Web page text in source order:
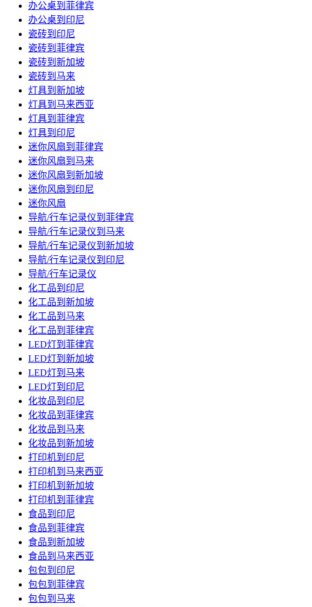
办公桌到菲律宾
办公桌到印尼
瓷砖到印尼
瓷砖到菲律宾
瓷砖到新加坡
瓷砖到马来
灯具到新加坡
灯具到马来西亚
灯具到菲律宾
灯具到印尼
迷你风扇到菲律宾
迷你风扇到马来
迷你风扇到新加坡
迷你风扇到印尼
迷你风扇
导航/行车记录仪到菲律宾
导航/行车记录仪到马来
导航/行车记录仪到新加坡
导航/行车记录仪到印尼
导航/行车记录仪
化工品到印尼
化工品到新加坡
化工品到马来
化工品到菲律宾
LED灯到菲律宾
LED灯到新加坡
LED灯到马来
LED灯到印尼
化妆品到印尼
化妆品到菲律宾
化妆品到马来
化妆品到新加坡
打印机到印尼
打印机到马来西亚
打印机到新加坡
打印机到菲律宾
食品到印尼
食品到菲律宾
食品到新加坡
食品到马来西亚
包包到印尼
包包到菲律宾
包包到马来